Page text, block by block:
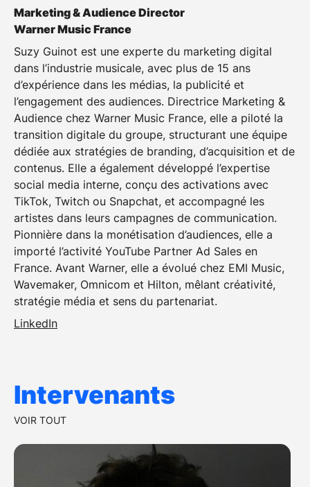
Marketing & Audience Director
Warner Music France
Suzy Guinot est une experte du marketing digital
dans l’industrie musicale, avec plus de 15 ans
d’expérience dans les médias, la publicité et
l’engagement des audiences. Directrice Marketing &
Audience chez Warner Music France, elle a piloté la
transition digitale du groupe, structurant une équipe
dédiée aux stratégies de branding, d’acquisition et de
contenus. Elle a également développé l’expertise
social media interne, conçu des activations avec
TikTok, Twitch ou Snapchat, et accompagné les
artistes dans leurs campagnes de communication.
Pionnière dans la monétisation d’audiences, elle a
importé l’activité YouTube Partner Ad Sales en
France. Avant Warner, elle a évolué chez EMI Music,
Wavemaker, Omnicom et Hilton, mêlant créativité,
stratégie média et sens du partenariat.
LinkedIn
Intervenants
VOIR TOUT